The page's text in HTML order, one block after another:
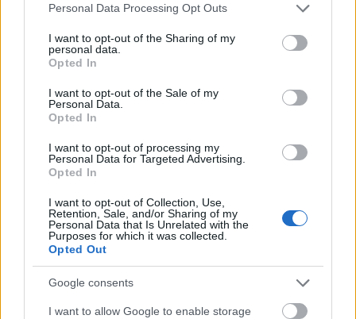
Please note that this website/app uses one or more Google
not limited to your visit or usage behaviour. You may click to
grant or deny consent to Google and its third-party tags to
use your data for below specified purposes in below Google
consent section.
Personal Data Processing Opt Outs
I want to opt-out of the Sharing of my
personal data.
Opted In
I want to opt-out of the Sale of my
Personal Data.
Opted In
I want to opt-out of processing my
Personal Data for Targeted Advertising.
Opted In
I want to opt-out of Collection, Use,
Retention, Sale, and/or Sharing of my
Personal Data that Is Unrelated with the
Purposes for which it was collected.
Opted Out
Google consents
I want to allow Google to enable storage